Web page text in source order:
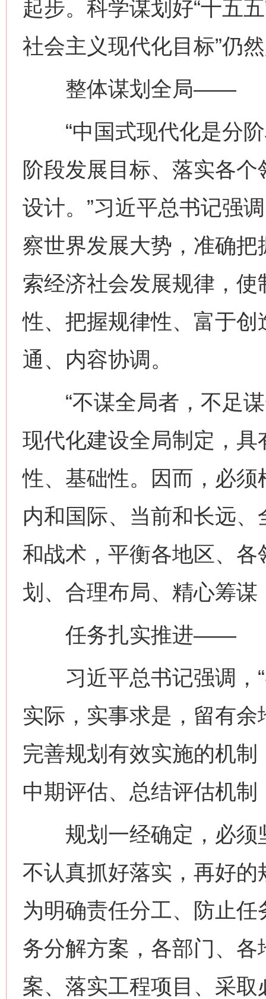
起步。科学谋划好“十五
社会主义现代化目标”仍
整体谋划全局——
“中国式现代化是分阶
阶段发展目标、落实各
设计。”习近平总书记强
察世界发展大势，准确
索经济社会发展规律，
性、把握规律性、富于
通、内容协调。
“不谋全局者，不足谋
现代化建设全局制定，
性、基础性。因而，必
内和国际、当前和长远
和战术，平衡各地区、
划、合理布局、精心筹
任务扎实推进——
习近平总书记强调，“
实际，实事求是，留有
完善规划有效实施的机
中期评估、总结评估机
规划一经确定，必须
不认真抓好落实，再好
为明确责任分工、防止
务分解方案，各部门、
案、落实工程项目、采